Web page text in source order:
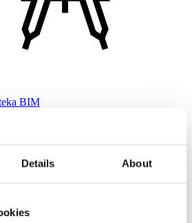
Details About
BIM